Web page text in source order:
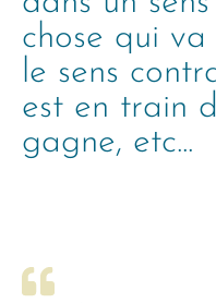
chose qui
le sens
est en train
gagne, etc...